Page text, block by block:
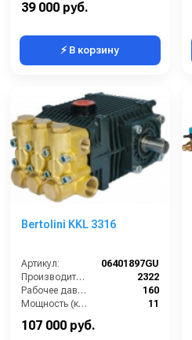
39 000 руб.
⚡ В корзину
Bertolini KKL 3316
Артикул:
06401897GU
Производительность (л/ч):
2322
Рабочее давление (бар):
160
Мощность (кВт):
11
107 000 руб.